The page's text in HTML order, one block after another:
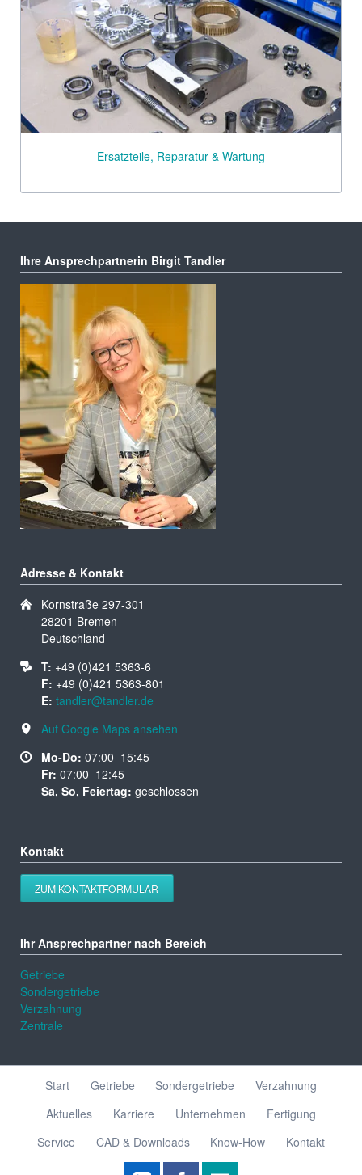
Ersatzteile, Reparatur & Wartung
Ihre Ansprechpartnerin Birgit Tandler
Adresse & Kontakt
Kornstraße 297-301
28201 Bremen
Deutschland
T: +49 (0)421 5363-6
F: +49 (0)421 5363-801
E: tandler@tandler.de
Auf Google Maps ansehen
Mo-Do: 07:00–15:45
Fr: 07:00–12:45
Sa, So, Feiertag: geschlossen
Kontakt
ZUM KONTAKTFORMULAR
Ihr Ansprechpartner nach Bereich
Getriebe
Sondergetriebe
Verzahnung
Zentrale
Navigation
überspringen
Start Getriebe Sondergetriebe
Verzahnung
Aktuelles
Karriere Unternehmen
Fertigung
Service
CAD & Downloads Know-How Kontakt